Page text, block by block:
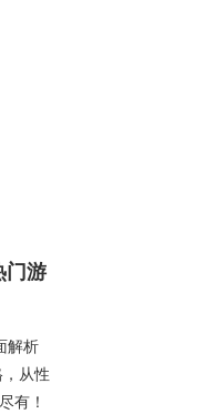
门游
解析
从性
有！